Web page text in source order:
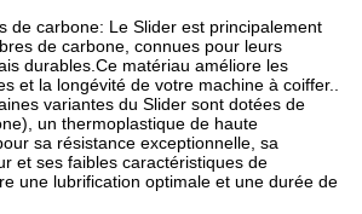
de carbone: Le Slider est principalement
de carbone, connues pour leurs
durables.Ce matériau améliore les
et la longévité de votre machine à coiffer..
variantes du Slider sont dotées de
un thermoplastique de haute
sa résistance exceptionnelle, sa
et ses faibles caractéristiques de
une lubrification optimale et une durée de